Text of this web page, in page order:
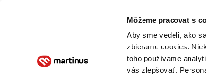
Môžeme pracovať s
Aby sme vedeli, ako
zbierame cookies.
toho používame
vás zlepšovať.
Poukážky